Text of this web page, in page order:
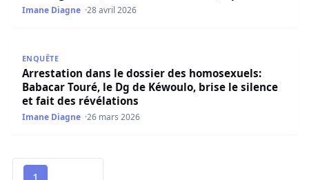
Abdoulaye) encore arrêté
Imane Diagne 28 avril 2026
ENQUÊTE
Arrestation dans le dossier des homosexuels:
Babacar Touré, le Dg de Kéwoulo, brise le silence
et fait des révélations
Imane Diagne 26 mars 2026